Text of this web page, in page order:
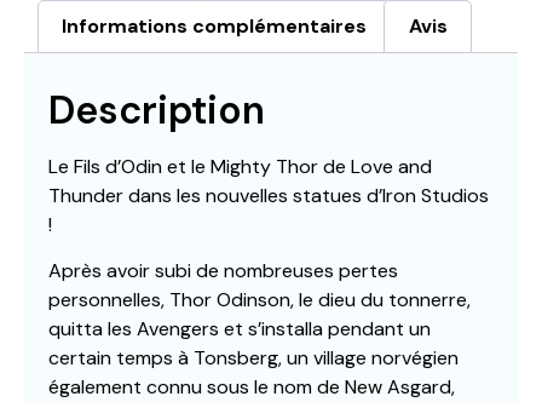
Informations complémentaires Avis
Description
Le Fils d’Odin et le Mighty Thor de Love and
Thunder dans les nouvelles statues d’Iron Studios
!
Après avoir subi de nombreuses pertes
personnelles, Thor Odinson, le dieu du tonnerre,
quitta les Avengers et s’installa pendant un
certain temps à Tonsberg, un village norvégien
également connu sous le nom de New Asgard,